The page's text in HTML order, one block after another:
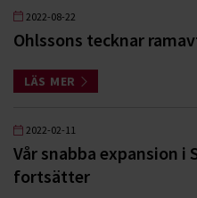
2022-08-22
Ohlssons tecknar
LÄS MER
2022-02-11
Vår snabba expansion
fortsätter